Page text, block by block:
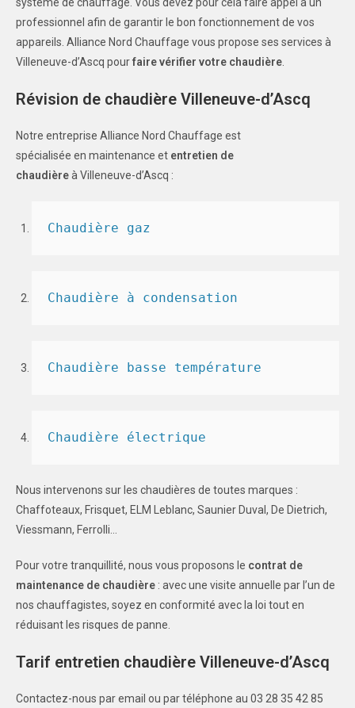
professionnel afin de garantir le bon fonctionnement de vos
appareils. Alliance Nord Chauffage vous propose ses services à
Villeneuve-d’Ascq pourfaire vérifier votre chaudière
Révision de chaudière Villeneuve-d’Ascq
Notre entreprise Alliance Nord Chauffage est
spécialisée en maintenance et entretien de
chaudièreà Villeneuve-d’Ascq :
Chaudière gaz
Chaudière à condensation
Chaudière basse température
Chaudière électrique
Nous intervenons sur les chaudières de toutes marques :
Chaffoteaux, Frisquet, ELM Leblanc, Saunier Duval, De Dietrich,
Viessmann, Ferrolli…
Pour votre tranquillité, nous vous proposons le contrat de
maintenance de chaudière : avec une visite annuelle par l’un de
nos chauffagistes, soyez en conformité avec la loi tout en
réduisant les risques de panne.
Tarif entretien chaudière Villeneuve-d’Ascq
Contactez-nous par email ou par téléphone au 03 28 35 42 85